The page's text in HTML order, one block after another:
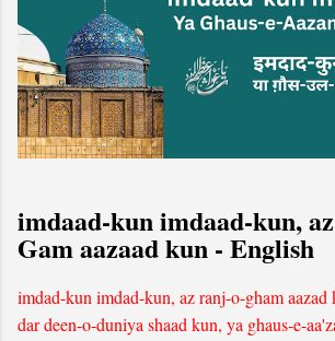
imdaad-kun imdaad-kun,
Gam aazaad kun - English
imdad-kun imdad-kun, az ranj-o-gham aazad
dar deen-o-duniya shaad kun, ya ghaus-e-